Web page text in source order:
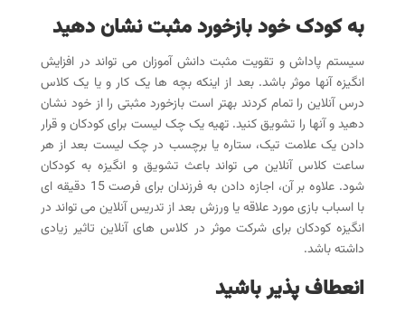
به کودک خود بازخورد مثبت نشان دهید
سیستم پاداش و تقویت مثبت دانش آموزان می تواند در افزایش
انگیزه آنها موثر باشد. بعد از اینکه بچه ها یک کار و یا یک کلاس
درس آنلاین را تمام کردند بهتر است بازخورد مثبتی را از خود نشان
دهید و آنها را تشویق کنید. تهیه یک چک لیست برای کودکان و قرار
دادن یک علامت تیک، ستاره یا برچسب در چک لیست بعد از هر
ساعت کلاس آنلاین می تواند باعث تشویق و انگیزه به کودکان
شود. علاوه بر آن، اجازه دادن به فرزندان برای فرصت 15 دقیقه ای
با اسباب بازی مورد علاقه یا ورزش بعد از تدریس آنلاین می تواند در
انگیزه کودکان برای شرکت موثر در کلاس های آنلاین تاثیر زیادی
داشته باشد.
انعطاف پذیر باشید